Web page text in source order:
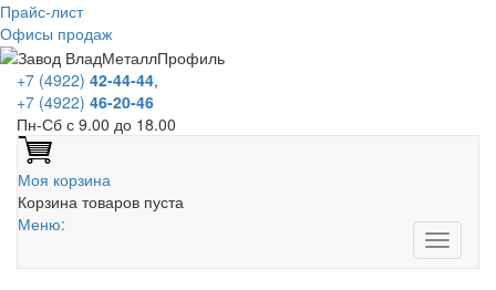
Прайс-лист
Офисы продаж
+7 (4922) 42-44-44,
+7 (4922) 46-20-46
Пн-Сб с 9.00 до 18.00
Моя корзина
Корзина товаров пуста
Меню: